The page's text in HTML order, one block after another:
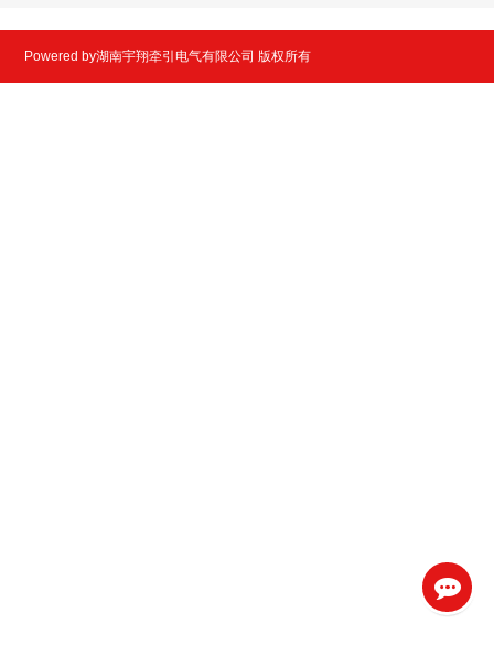
Powered by湖南宇翔牵引电气有限公司 版权所有